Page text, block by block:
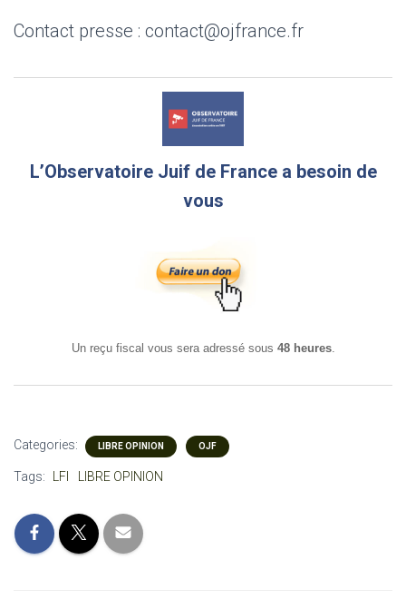
Contact presse : contact@ojfrance.fr
L’Observatoire Juif de France a besoin de
vous
Un reçu fiscal vous sera adressé sous 48 heures.
Categories: LIBRE OPINION OJF
Tags: LFI LIBRE OPINION